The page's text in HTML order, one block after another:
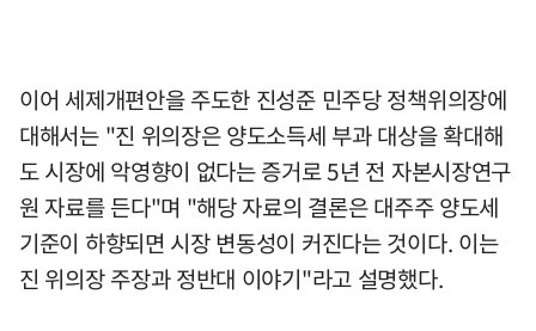
이어 세제개편안을 주도한 진성준 민주당 정책위의장에
대해서는 "진 위의장은 양도소득세 부과 대상을 확대해
도 시장에 악영향이 없다는 증거로 5년 전 자본시장연구
원 자료를 든다"며 "해당 자료의 결론은 대주주 양도세
기준이 하향되면 시장 변동성이 커진다는 것이다. 이는
진 위의장 주장과 정반대 이야기"라고 설명했다.